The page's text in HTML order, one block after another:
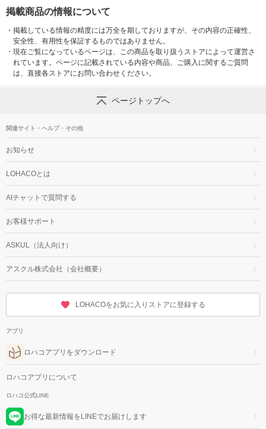
掲載商品の情報について
・ 掲載している情報の精度には万全を期しておりますが、その内容の正確性、
安全性、有用性を保証するものではありません。
・ 現在ご覧になっているページは、この商品を取り扱うストアによって運営さ
れています。ページに記載されている内容や商品、ご購入に関するご質問
は、直接各ストアにお問い合わせください。
ページトップへ
関連サイト・ヘルプ・その他
お知らせ
LOHACOとは
AIチャットで質問する
お客様サポート
ASKUL（法人向け）
アスクル株式会社（会社概要）
LOHACOをお気に入りストアに登録する
アプリ
ロハコアプリをダウンロード
ロハコアプリについて
ロハコ公式LINE
お得な最新情報をLINEでお届けします